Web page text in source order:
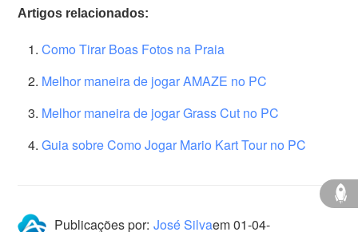
Artigos relacionados:
Como Tirar Boas Fotos na Praia
Melhor maneira de jogar AMAZE no PC
Melhor maneira de jogar Grass Cut no PC
Guia sobre Como Jogar Mario Kart Tour no PC
Publicações por: José Silvaem01-04-